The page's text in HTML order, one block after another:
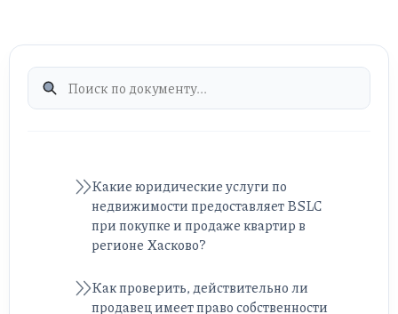
Какие юридические услуги по
недвижимости предоставляет BSLC
при покупке и продаже квартир в
регионе Хасково?
Как проверить, действительно ли
продавец имеет право собственности